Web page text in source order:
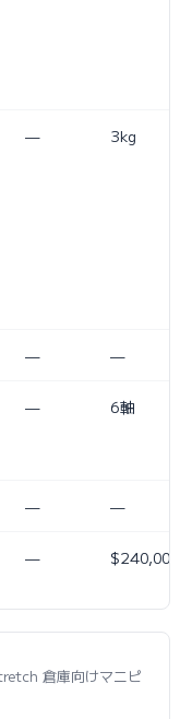
— 3kg
— —
— 6軸
— —
— $240,000
倉庫向けマニピ